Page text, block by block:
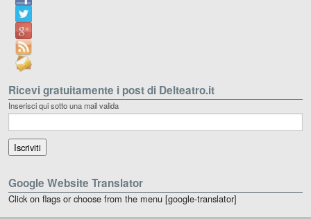
Ricevi gratuitamente i post di Delteatro.it
Inserisci qui sotto una mail valida
Google Website Translator
Click on flags or choose from the menu [google-translator]